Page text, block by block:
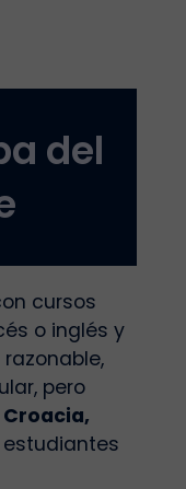
del
cursos
o inglés y
pero